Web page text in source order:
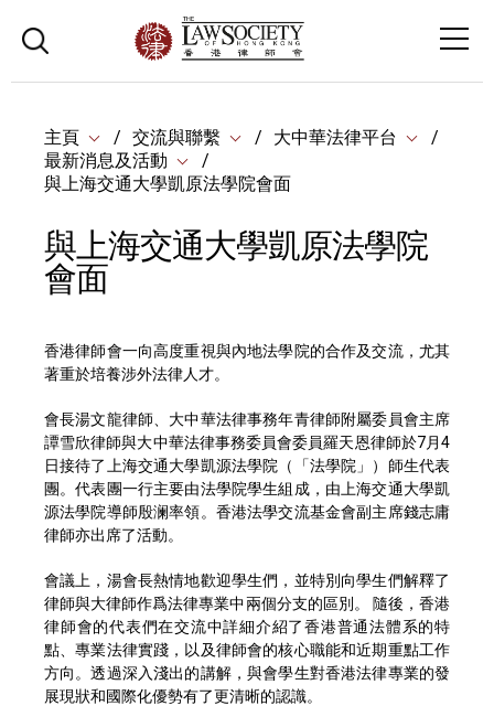
主頁 交流與聯繫
大中華法律平台
最新消息及活動
與上海交通大學凱原法學院會面
與上海交通大學凱原法學院
會面
香港律師會一向高度重視與內地法學院的合作及交流，尤其
著重於培養涉外法律人才。
會長湯文龍律師、大中華法律事務年青律師附屬委員會主席
譚雪欣律師與大中華法律事務委員會委員羅天恩律師於7月4
日接待了上海交通大學凱源法學院（「法學院」）師生代表
團。代表團一行主要由法學院學生組成，由上海交通大學凱
源法學院導師殷澜率領。香港法學交流基金會副主席錢志庸
律師亦出席了活動。
會議上，湯會長熱情地歡迎學生們，並特別向學生們解釋了
律師與大律師作爲法律專業中兩個分支的區別。 隨後，香港
律師會的代表們在交流中詳細介紹了香港普通法體系的特
點、專業法律實踐，以及律師會的核心職能和近期重點工作
方向。透過深入淺出的講解，與會學生對香港法律專業的發
展現狀和國際化優勢有了更清晰的認識。